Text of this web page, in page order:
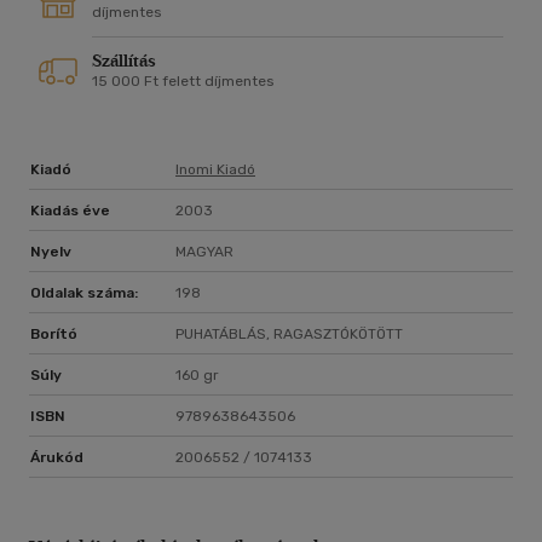
mind ez idáig sikertelenül... A vállalkozás eleinte
kiélező bonyodalmak akkor kezdődnek, amikor Shaw számára
világossá válik, hogy Sophia Rutherfurd valójában a legendák
mintha alászállna a pokolra.
díjmentes
Szállítás
15 000 Ft felett díjmentes
Kiadó Inomi Kiadó
Kiadás éve 2003
Nyelv MAGYAR
Oldalak száma: 198
Borító PUHATÁBLÁS, RAGASZTÓKÖTÖTT
Súly 160 gr
ISBN 9789638643506
Árukód 2006552 / 1074133